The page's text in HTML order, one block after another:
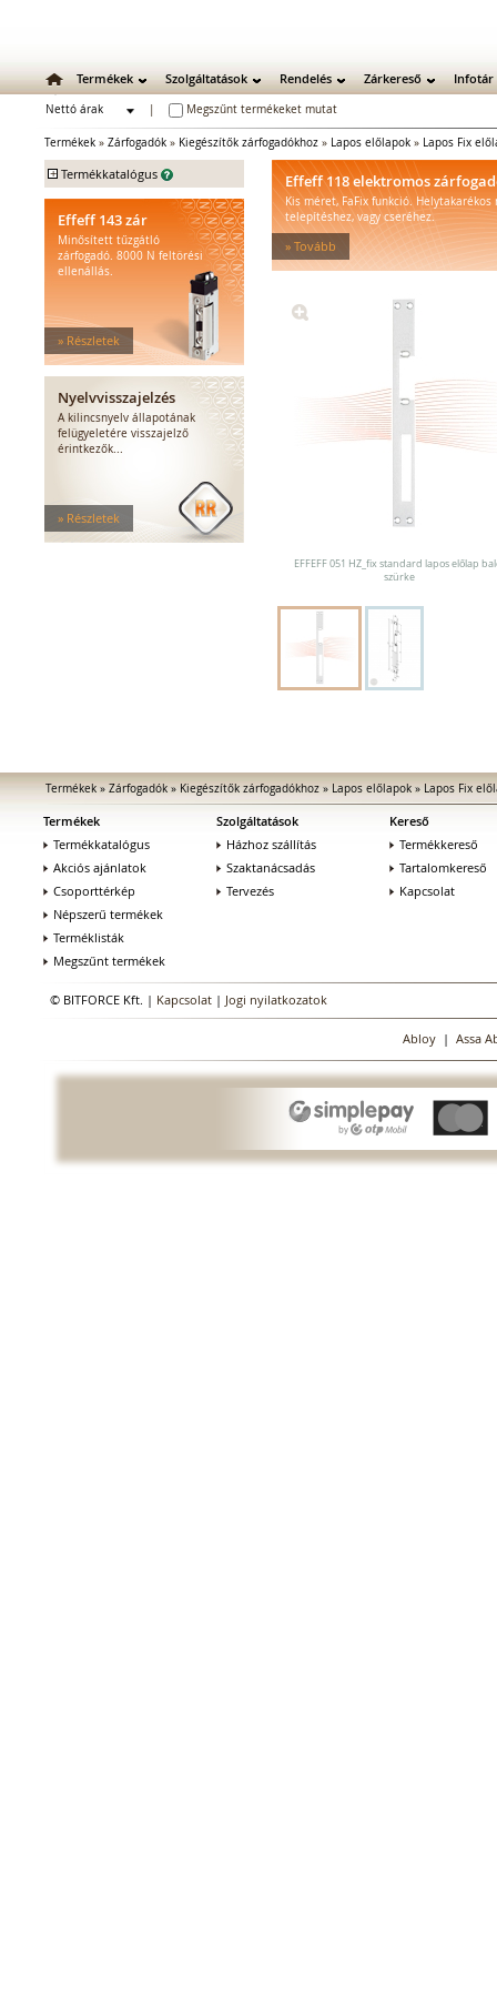
Termékek Szolgáltatások Rendelés Zárkereső Infotár
Nettó árak
Megszűnt termékeket mutat
Termékek » Zárfogadók » Kiegészítők zárfogadókhoz » Lapos előlapok » Lapos Fix
+ Termékkatalógus
Mechanikus bevéső zárak
Zárbetétek
Lakatok
Zárpajzsok
Mechanikus kiegészítők
Elektromos zárak
Elektromos bevéső zárak
Zárfogadók
Standard zárfogadók
Vízálló zárfogadók
Tűzgátló zárfogadók
Nagy biztonságú zárfogadók
Zárfogadók üvegajtókhoz
Effeff 143 zár
Minősített tűzgátló
zárfogadó. 8000 N feltörési
ellenállás.
» Részletek
Nyelvvisszajelzés
A kilincsnyelv állapotának
felügyeletére visszajelző
érintkezők...
» Részletek
Effeff 118 elektromos
Kis méret, FaFix funkció. Helytakarékos
telepítéshez, vagy cseréhez.
» Tovább
EFFEFF 051 HZ_fix standard lapos előlap
szürke
Termékek» Zárfogadók» Kiegészítők zárfogadókhoz» Lapos előlapok» Lapos Fix
Termékek
Termékkatalógus
Akciós ajánlatok
Csoporttérkép
Népszerű termékek
Terméklisták
Megszűnt termékek
Szolgáltatások
Házhoz szállítás
Szaktanácsadás
Tervezés
Kereső
Termékkereső
Tartalomkereső
Kapcsolat
© BITFORCE Kft. | Kapcsolat | Jogi nyilatkozatok
Abloy| Assa